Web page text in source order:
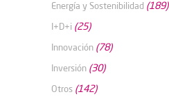
Energía y Sostenibilidad (189)
I+D+i (25)
Innovación (78)
Inversión (30)
Otros (142)